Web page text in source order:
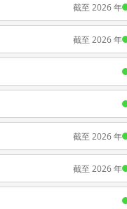
截至 2026 年
截至 2026 年
截至 2026 年
截至 2026 年